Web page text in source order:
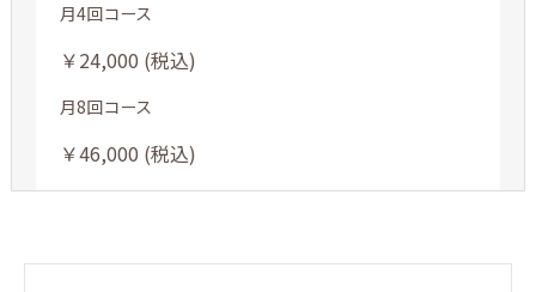
月4回コース
￥24,000 (税込)
月8回コース
￥46,000 (税込)